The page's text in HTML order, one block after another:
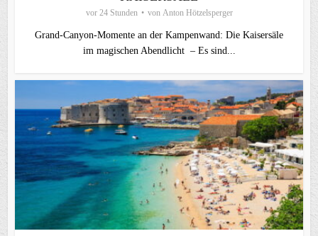
vor 24 Stunden von Anton Hötzelsperger
Grand-Canyon-Momente an der Kampenwand: Die Kaisersäle
im magischen Abendlicht – Es sind...